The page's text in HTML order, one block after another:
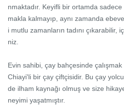
nmaktadır. Keyifli bir ortamda
makla kalmayıp, aynı zamanda
i mutlu zamanların tadını çıkarabilir,
niz.
Evin sahibi, çay bahçesinde
Chiayi'li bir çay çiftçisidir. Bu çay
de ilham kaynağı olmuş ve size
neyimi yaşatmıştır.